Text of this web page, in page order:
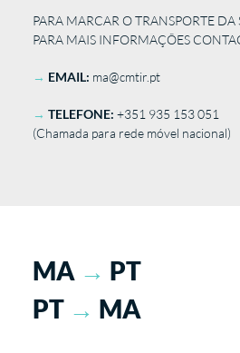
PARA MARCAR O TRANSPORTE
PARA MAIS INFORMAÇÕES
→ EMAIL: ma@cmtir.pt
→ TELEFONE: +351 935 153 051
(Chamada para rede móvel nacional)
MA → PT
PT → MA